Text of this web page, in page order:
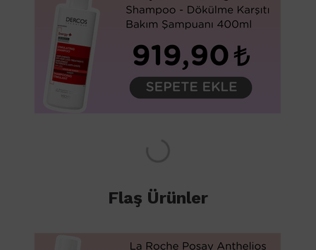
Flaş Ürünler